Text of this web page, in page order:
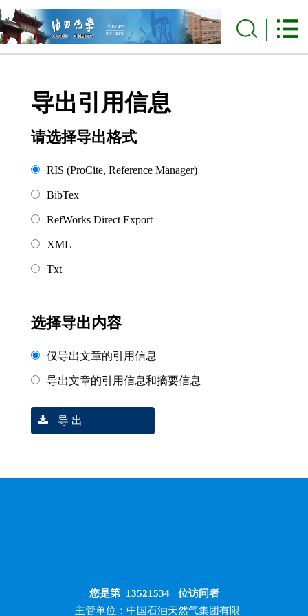
导出引用信息
请选择导出格式
RIS (ProCite, Reference Manager)
BibTex
RefWorks Direct Export
XML
Txt
选择导出内容
仅导出文章的引用信息
导出文章的引用信息和摘要信息
导 出
您是第 13521534位访问者
主管单位：中国石油天然气集团有限